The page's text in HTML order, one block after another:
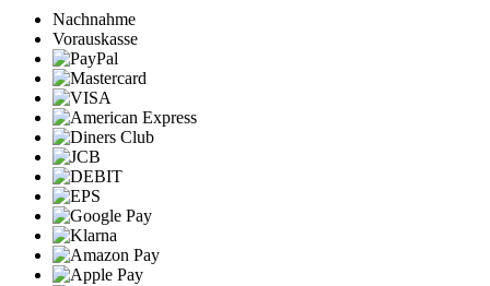
Nachnahme
Vorauskasse